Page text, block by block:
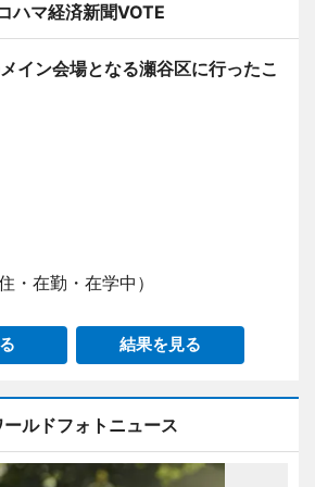
ハマ経済新聞VOTE
イン会場となる瀬谷区に行ったこ
・在勤・在学中）
結果を見る
ールドフォトニュース